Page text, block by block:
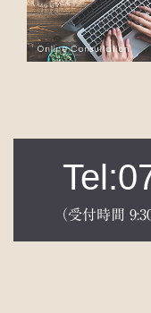
（受付時間